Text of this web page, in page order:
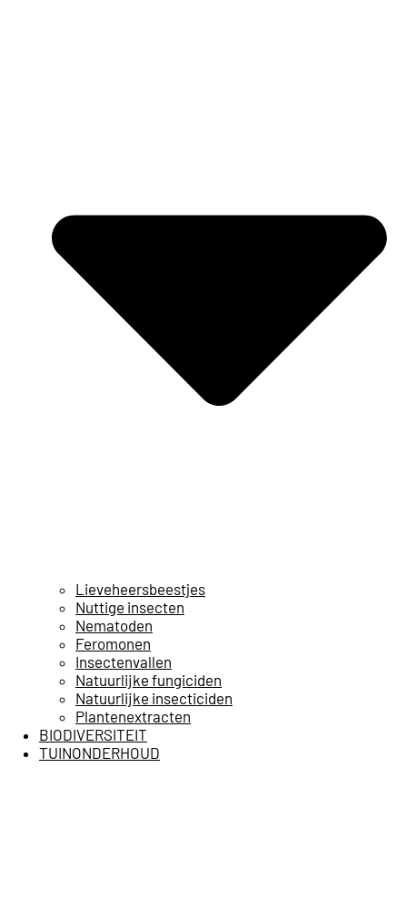
Lieveheersbeestjes
Nuttige insecten
Nematoden
Feromonen
Insectenvallen
Natuurlijke fungiciden
Natuurlijke insecticiden
Plantenextracten
BIODIVERSITEIT
TUINONDERHOUD